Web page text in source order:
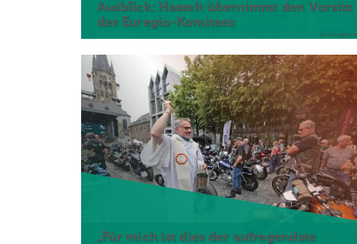
Ausblick: Hasselt übernimmt den Vorsitz
des Euregio-Komitees
©
„Für mich ist dies der aufregendste